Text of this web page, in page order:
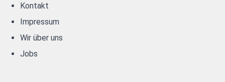
Kontakt
Impressum
Wir über uns
Jobs